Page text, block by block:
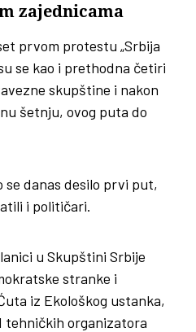
zajednicama
prvom protestu „Srbija
se kao i prethodna četiri
skupštine i nakon
šetnju, ovog puta do
danas desilo prvi put,
i političari.
u Skupštini Srbije
stranke i
iz Ekološkog ustanka,
tehničkih organizatora